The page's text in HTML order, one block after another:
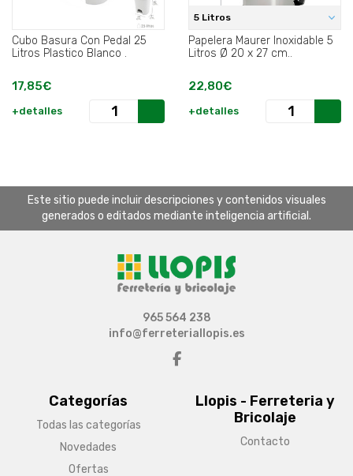
Cubo Basura Con Pedal 25
Litros Plastico Blanco .
17,85€
+detalles
5 Litros
Papelera Maurer Inoxidable 5
Litros Ø 20 x 27 cm..
22,80€
+detalles
Este sitio puede incluir descripciones y contenidos visuales
generados o editados mediante inteligencia artificial.
Categorías
Todas las categorías
Novedades
Ofertas
Llopis - Ferreteria y
Bricolaje
Contacto
965 564 238
info@ferreteriallopis.es